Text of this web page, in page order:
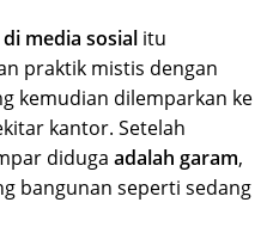
media sosial itu
praktik mistis dengan
kemudian dilemparkan ke
kantor. Setelah
diduga adalah garam,
bangunan seperti sedang